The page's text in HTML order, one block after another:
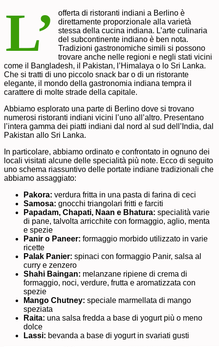
L’
offerta di ristoranti indiani a Berlino è
direttamente proporzionale alla varietà
stessa della cucina indiana. L’arte culinaria
del subcontinente indiano è ben nota.
Tradizioni gastronomiche simili si possono
trovare anche nelle regioni e negli stati vicini
come il Bangladesh, il Pakistan, l’Himalaya o lo Sri Lanka.
Che si tratti di uno piccolo snack bar o di un ristorante
elegante, il mondo della gastronomia indiana tempra il
carattere di molte strade della capitale.
Abbiamo esplorato una parte di Berlino dove si trovano
numerosi ristoranti indiani vicini l’uno all’altro. Presentano
l’intera gamma dei piatti indiani dal nord al sud dell’India, dal
Pakistan allo Sri Lanka.
In particolare, abbiamo ordinato e confrontato in ognuno dei
locali visitati alcune delle specialità più note. Ecco di seguito
uno schema riassuntivo delle portate indiane tradizionali che
abbiamo assaggiato:
Pakora: verdura fritta in una pasta di farina di ceci
Samosa: gnocchi triangolari fritti e farciti
Papadam, Chapati, Naan e Bhatura: specialità varie
di pane, talvolta arricchite con formaggio, aglio, menta
e spezie
Panir o Paneer: formaggio morbido utilizzato in varie
ricette
Palak Panier: spinaci con formaggio Panir, salsa al
curry e zenzero
Shahi Baingan: melanzane ripiene di crema di
formaggio, noci, verdure, frutta e aromatizzata con
spezie
Mango Chutney: speciale marmellata di mango
speziata
Raita: una salsa fredda a base di yogurt più o meno
dolce
Lassi: bevanda a base di yogurt in svariati gusti